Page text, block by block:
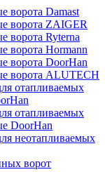
ворота Damast
ворота ZAIGER
ворота Ryterna
ворота Hormann
ворота DoorHan
ворота ALUTECH
отапливаемых
отапливаемых
DoorHan
неотапливаемых
ворот